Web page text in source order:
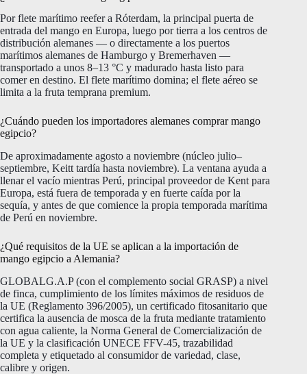
Por flete marítimo reefer a Róterdam, la principal puerta de
entrada del mango en Europa, luego por tierra a los centros de
distribución alemanes — o directamente a los puertos
marítimos alemanes de Hamburgo y Bremerhaven —
transportado a unos 8–13 °C y madurado hasta listo para
comer en destino. El flete marítimo domina; el flete aéreo se
limita a la fruta temprana premium.
¿Cuándo pueden los importadores alemanes comprar mango
egipcio?
De aproximadamente agosto a noviembre (núcleo julio–
septiembre, Keitt tardía hasta noviembre). La ventana ayuda a
llenar el vacío mientras Perú, principal proveedor de Kent para
Europa, está fuera de temporada y en fuerte caída por la
sequía, y antes de que comience la propia temporada marítima
de Perú en noviembre.
¿Qué requisitos de la UE se aplican a la importación de
mango egipcio a Alemania?
GLOBALG.A.P (con el complemento social GRASP) a nivel
de finca, cumplimiento de los límites máximos de residuos de
la UE (Reglamento 396/2005), un certificado fitosanitario que
certifica la ausencia de mosca de la fruta mediante tratamiento
con agua caliente, la Norma General de Comercialización de
la UE y la clasificación UNECE FFV-45, trazabilidad
completa y etiquetado al consumidor de variedad, clase,
calibre y origen.